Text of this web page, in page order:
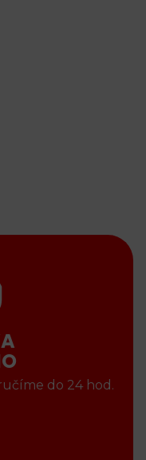
do 24 hod.